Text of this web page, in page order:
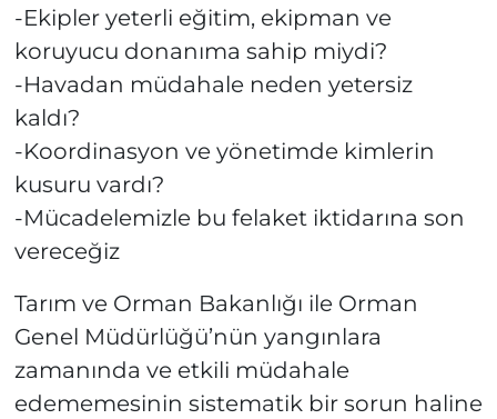
-Ekipler yeterli eğitim, ekipman ve
koruyucu donanıma sahip miydi?
-Havadan müdahale neden yetersiz
kaldı?
-Koordinasyon ve yönetimde kimlerin
kusuru vardı?
-Mücadelemizle bu felaket iktidarına son
vereceğiz
Tarım ve Orman Bakanlığı ile Orman
Genel Müdürlüğü’nün yangınlara
zamanında ve etkili müdahale
edememesinin sistematik bir sorun haline